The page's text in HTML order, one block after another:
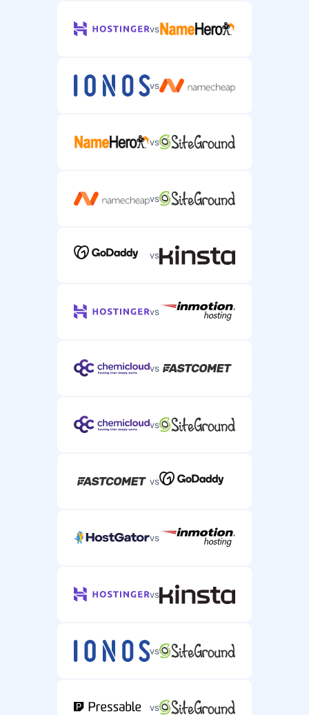
Podpora přes live chat
Telefonická podpora
vs
vs
vs
vs
vs
vs
vs
vs
vs
vs
vs
vs
vs